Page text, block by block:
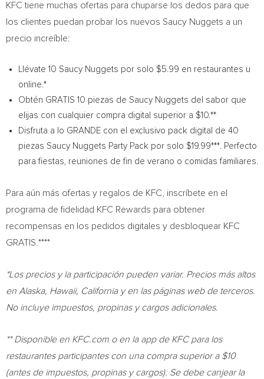
KFC tiene muchas ofertas para chuparse los dedos para que
los clientes puedan probar los nuevos Saucy Nuggets a un
precio increíble:
Llévate 10 Saucy Nuggets por solo $5.99 en restaurantes u
online.*
Obtén GRATIS 10 piezas de Saucy Nuggets del sabor que
elijas con cualquier compra digital superior a $10.**
Disfruta a lo GRANDE con el exclusivo pack digital de 40
piezas Saucy Nuggets Party Pack por solo $19.99***. Perfecto
para fiestas, reuniones de fin de verano o comidas familiares.
Para aún más ofertas y regalos de KFC, inscríbete en el
programa de fidelidad KFC Rewards para obtener
recompensas en los pedidos digitales y desbloquear KFC
GRATIS.****
*Los precios y la participación pueden variar. Precios más altos
en Alaska, Hawaii, Californiay en las páginas web de terceros.
No incluye impuestos, propinas y cargos adicionales.
** Disponible en KFC.com o en la app de KFC para los
restaurantes participantes con una compra superior a $10
(antes de impuestos, propinas y cargos). Se debe canjear la